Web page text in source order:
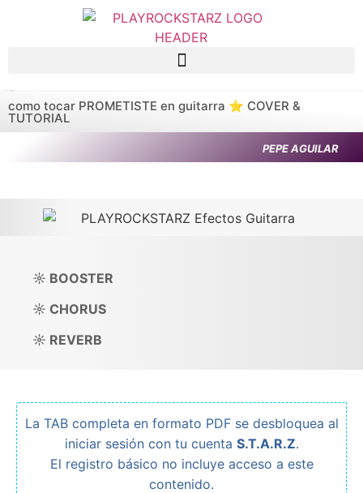
Saltar al contenido principal
como tocar PROMETISTE en guitarra ⭐️ COVER &
TUTORIAL
PEPE AGUILAR
☼ BOOSTER
☼ CHORUS
☼ REVERB
La TAB completa en formato PDF se desbloquea al
iniciar sesión con tu cuenta S.T.A.R.Z.
El registro básico no incluye acceso a este
contenido.